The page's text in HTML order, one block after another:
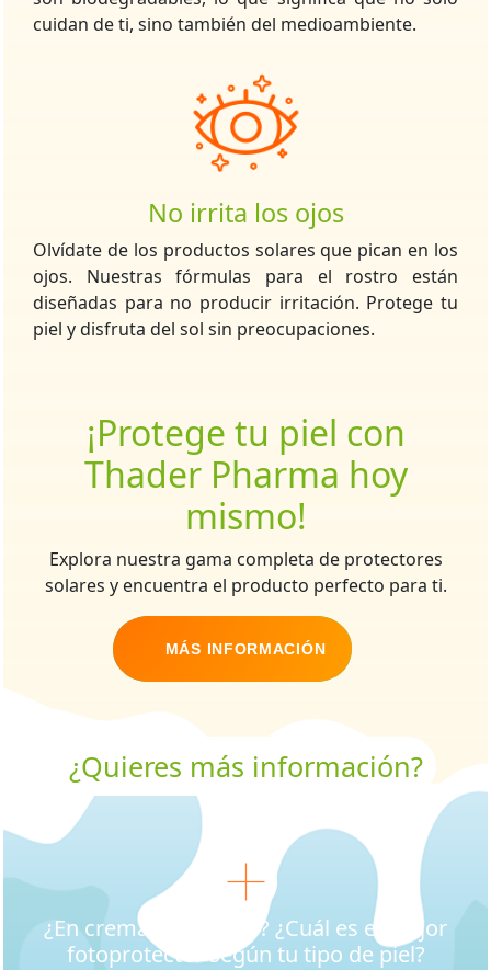
cuidan de ti, sino también del medioambiente.
No irrita los ojos
Olvídate de los productos solares que pican en los
ojos. Nuestras fórmulas para el rostro están
diseñadas para no producir irritación. Protege tu
piel y disfruta del sol sin preocupaciones.
¡Protege tu piel con
Thader Pharma hoy
mismo!
Explora nuestra gama completa de protectores
solares y encuentra el producto perfecto para ti.
MÁS INFORMACIÓN
¿Quieres más información?
¿En crema o en spray? ¿Cuál es el mejor
fotoprotector según tu tipo de piel?